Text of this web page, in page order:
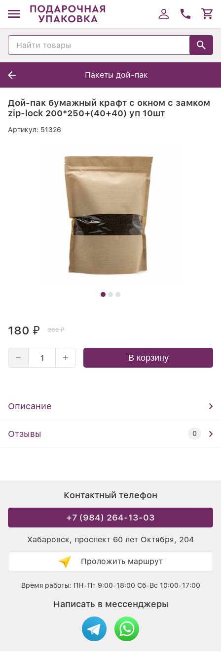
Пакеты дой-пак
Дой-пак бумажный крафт с окном с замком
zip-lock 200*250+(40+40) уп 10шт
Артикул: 51326
180 ₽ 260₽
В корзину
Описание
Отзывы 0
Контактный телефон
+7 (984) 264-13-03
Хабаровск, проспект 60 лет Октября, 204
Проложить маршрут
Время работы: ПН-Пт 9:00-18:00 Сб-Вс 10:00-17:00
Написать в мессенджеры